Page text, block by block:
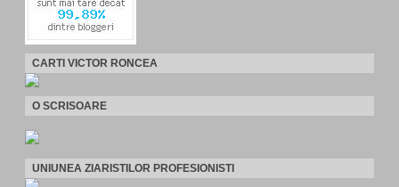
CARTI VICTOR RONCEA
O SCRISOARE
UNIUNEA ZIARISTILOR PROFESIONISTI